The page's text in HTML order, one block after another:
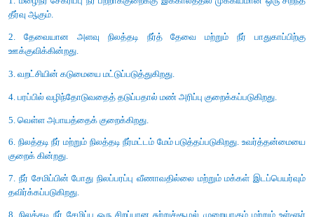
1. வெப்பமண்டலப்பிரதேசங்களில் உணவு உற்பத்தி குறைதல்
2. வளிமண்டலத்தில் அதிகளவில் வெப்பக்கதிர்கள் வீசுதல்,
மற்றும் பூஞ்சைகளுக்கு அதிக வெப்பம் தேவைப்படுகிறது)
3. நோய் கடத்திகள் மற்றும் தொற்றும் நோய்கள் அதிகம் பரவுதல்.
5. தண்ணீர் தட்டுப்பாடு மற்றும் நீர்பாசனக் குறைபாடு
7. தாவரப் பரவல் பிரதேசங்களில் சிற்றினங்களில் மாற்றங்கள்